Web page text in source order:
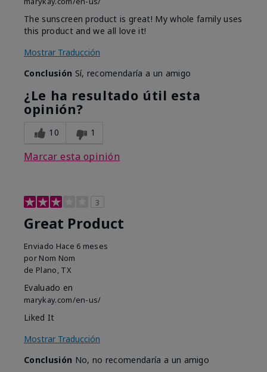
The sunscreen product is great! My whole family uses
this product and we all love it!
Mostrar Traducción
Conclusión Sí, recomendaría a un amigo
¿Le ha resultado útil esta
opinión?
10 1
Marcar esta opinión
3
Great Product
Enviado Hace 6 meses
por Nom Nom
de Plano, TX
Evaluado en
marykay.com/en-us/
Liked It
Mostrar Traducción
Conclusión No, no recomendaría a un amigo